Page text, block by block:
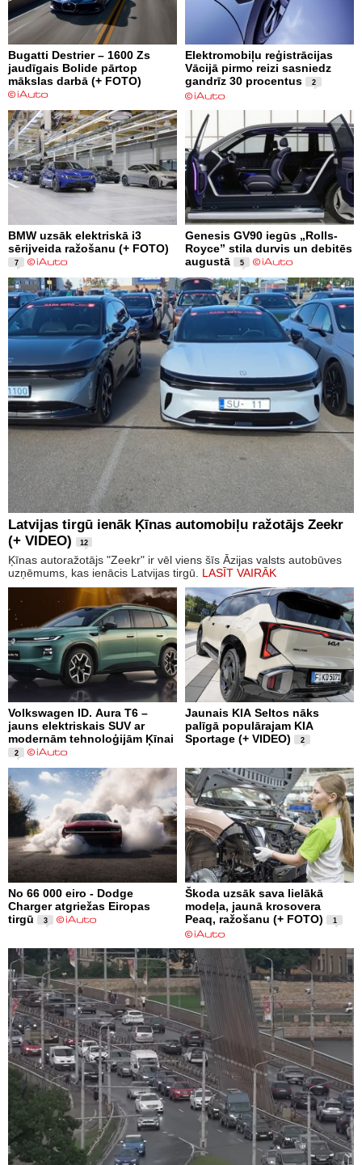
Bugatti Destrier – 1600 Zs
jaudīgais Bolide pārtop
mākslas darbā (+ FOTO)
Elektromobiļu reģistrācijas
Vācijā pirmo reizi sasniedz
gandrīz 30 procentus
2
BMW uzsāk elektriskā i3
sērijveida ražošanu (+ FOTO)
7
Genesis GV90 iegūs „Rolls-
Royce” stila durvis un debitēs
augustā
5
Latvijas tirgū ienāk Ķīnas automobiļu ražotājs Zeekr
(+ VIDEO)
12
Ķīnas autoražotājs "Zeekr" ir vēl viens šīs Āzijas valsts autobūves
uzņēmums, kas ienācis Latvijas tirgū. LASĪT VAIRĀK
Volkswagen ID. Aura T6 –
jauns elektriskais SUV ar
modernām tehnoloģijām Ķīnai
2
Jaunais KIA Seltos nāks
palīgā populārajam KIA
Sportage (+ VIDEO)
2
No 66 000 eiro - Dodge
Charger atgriežas Eiropas
tirgū
3
Škoda uzsāk sava lielākā
modeļa, jaunā krosovera
Peaq, ražošanu (+ FOTO)
1